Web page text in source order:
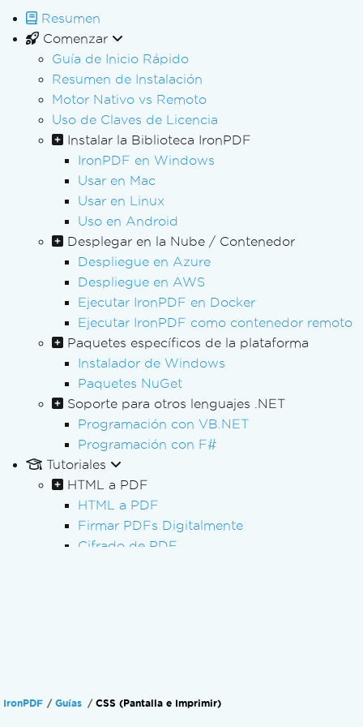
Resumen
Comenzar
Guía de Inicio Rápido
Resumen de Instalación
Motor Nativo vs Remoto
Uso de Claves de Licencia
Instalar la Biblioteca IronPDF
IronPDF en Windows
Usar en Mac
Usar en Linux
Uso en Android
Desplegar en la Nube / Contenedor
Despliegue en Azure
Despliegue en AWS
Ejecutar IronPDF en Docker
Ejecutar IronPDF como contenedor remoto
Paquetes específicos de la plataforma
Instalador de Windows
Paquetes NuGet
Soporte para otros lenguajes .NET
Programación con VB.NET
Programación con F#
Tutoriales
HTML a PDF
HTML a PDF
Firmar PDFs Digitalmente
Cifrado de PDF
Accesibilidad de PDF (PDF/UA)
IronPDF Guías CSS (Pantalla e Imprimir)